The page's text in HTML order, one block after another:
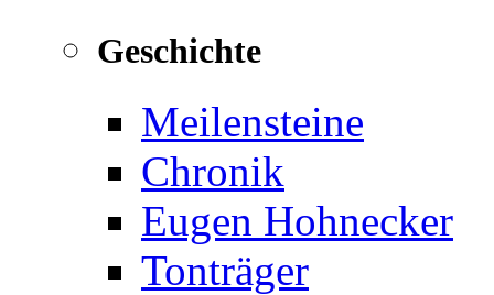
Geschichte
Meilensteine
Chronik
Eugen Hohnecker
Tonträger